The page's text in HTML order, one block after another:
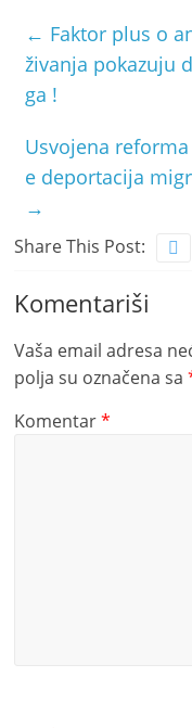
← Faktor plus o
živanja pokazuju
ga !
Usvojena
e deportacija
→
Share This Post:
Komentariši
Vaša email adresa
polja su označena sa
Komentar*